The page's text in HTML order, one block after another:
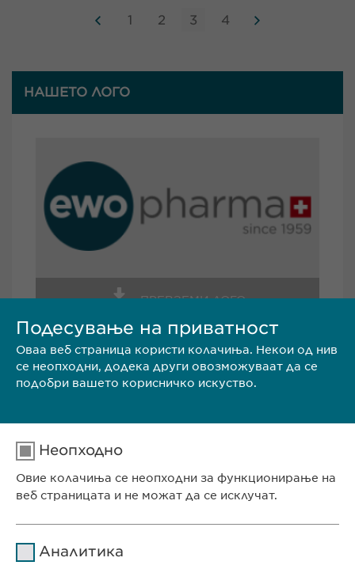
НАШЕТО ЛОГО
ПРЕВЗЕМИ ЛОГО
Антон Попов 1-2/3
Телефон.: +389 (0)2 511 35 99
е-пошта:info@ewopharma.mk
1 2 3 4
Подесување на приватност
Оваа веб страница користи колачиња. Некои од нив
се неопходни, додека други овозможуваат да се
подобри вашето корисничко искуство.
Неопходно
Овие колачиња се неопходни за функционирање на
веб страницата и не можат да се исклучат.
Аналитика